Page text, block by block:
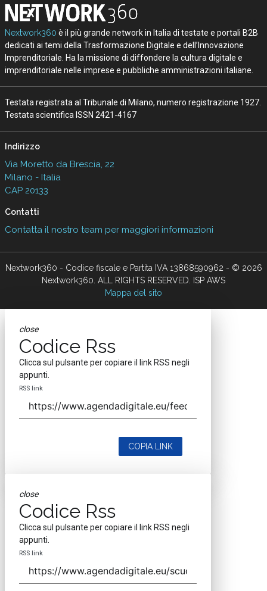
Nextwork360 è il più grande network in Italia di testate e portali B2B
dedicati ai temi della Trasformazione Digitale e dell’Innovazione
Imprenditoriale. Ha la missione di diffondere la cultura digitale e
imprenditoriale nelle imprese e pubbliche amministrazioni italiane.
Testata registrata al Tribunale di Milano, numero registrazione 1927.
Testata scientifica ISSN 2421-4167
Indirizzo
Via Moretto da Brescia, 22
Milano - Italia
CAP 20133
Contatti
Contatta il nostro team per maggiori informazioni
Nextwork360 - Codice fiscale e Partita IVA 13868590962 - © 2026
Nextwork360. ALL RIGHTS RESERVED. ISP AWS
Mappa del sito
close
Codice Rss
Clicca sul pulsante per copiare il link RSS negli
appunti.
RSS link
COPIA LINK
close
Codice Rss
Clicca sul pulsante per copiare il link RSS negli
appunti.
RSS link